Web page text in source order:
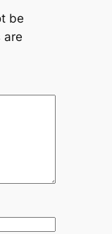
be
are